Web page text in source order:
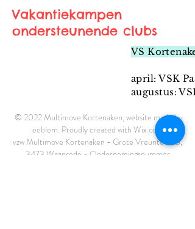
Vakantiekampen
ondersteunende clubs
VS
april: VSK
augustus:
© 2022 Multimove Kortenaken, website made by
eeblem. Proudly created with Wix.com
vzw Multimove Kortenaken - Grote Vreunte 57B,
3473 Waanrode - Ondernemingsnummer